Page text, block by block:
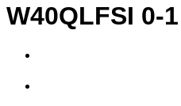
W40QLFSI 0-1